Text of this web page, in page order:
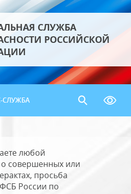
СЛУЖБА
РОССИЙСКОЙ
СЛУЖБА
любой
совершенных или
просьба
России по